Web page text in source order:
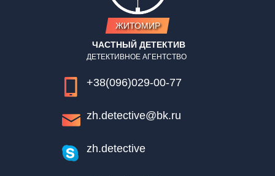
ЖИТОМИР
ЧАСТНЫЙ ДЕТЕКТИВ
ДЕТЕКТИВНОЕ АГЕНТСТВО
+38(096)029-00-77
zh.detective@bk.ru
zh.detective